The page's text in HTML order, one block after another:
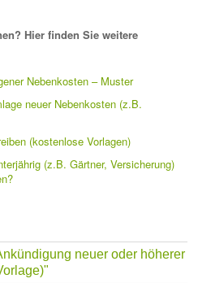
Hier finden Sie weitere
Nebenkosten – Muster
neuer Nebenkosten (z.B.
(kostenlose Vorlagen)
(z.B. Gärtner, Versicherung)
neuer oder höherer